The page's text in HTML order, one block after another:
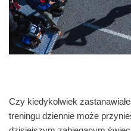
Czy kiedykolwiek
treningu dziennie może